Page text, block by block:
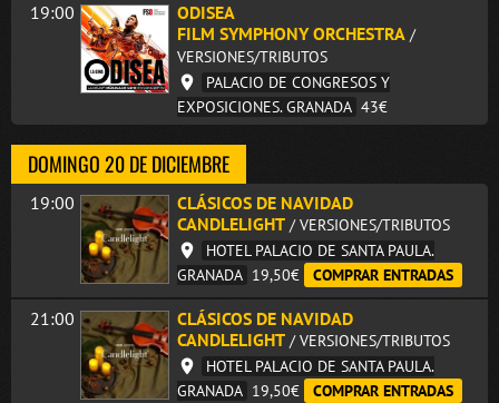
19:00
ODISEA
FILM SYMPHONY ORCHESTRA /
VERSIONES/TRIBUTOS
PALACIO DE CONGRESOS Y
EXPOSICIONES. GRANADA 43€
DOMINGO 20 DE DICIEMBRE
19:00
CLÁSICOS DE NAVIDAD
CANDLELIGHT / VERSIONES/TRIBUTOS
HOTEL PALACIO DE SANTA PAULA.
GRANADA 19,50€ COMPRAR ENTRADAS
21:00
CLÁSICOS DE NAVIDAD
CANDLELIGHT / VERSIONES/TRIBUTOS
HOTEL PALACIO DE SANTA PAULA.
GRANADA 19,50€ COMPRAR ENTRADAS